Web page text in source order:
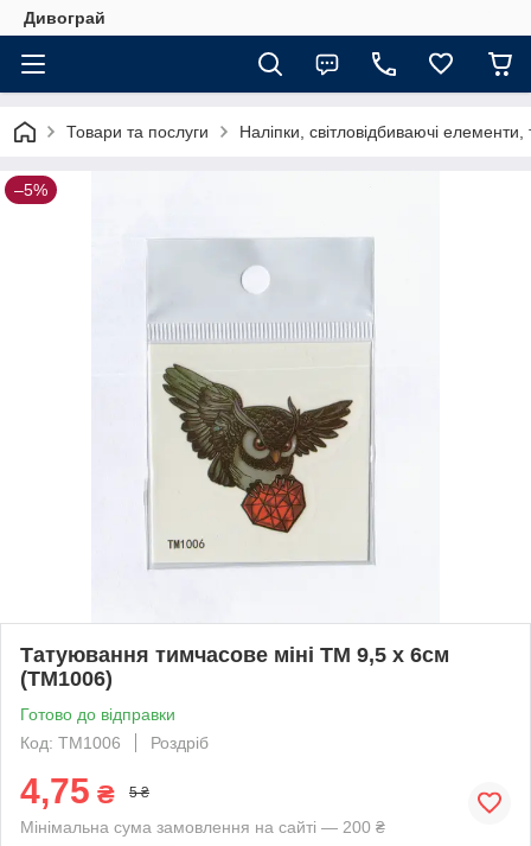
Дивограй
Товари та послуги Наліпки, світловідбиваючі
–5%
Татуювання тимчасове міні TM 9,5 х 6см
(TM1006)
Готово до відправки
Код: TM1006
Роздріб
4,75 ₴ 5 ₴
Мінімальна сума замовлення на сайті — 200 ₴